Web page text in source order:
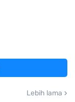
Lebih lama